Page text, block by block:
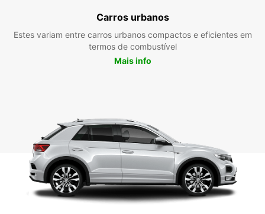
Carros urbanos
Estes variam entre carros urbanos compactos e eficientes em
termos de combustível
Mais info